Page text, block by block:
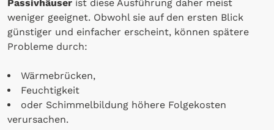
Passivhäuser ist diese Ausführung daher meist
weniger geeignet. Obwohl sie auf den ersten Blick
günstiger und einfacher erscheint, können spätere
Probleme durch:
Wärmebrücken,
Feuchtigkeit
oder Schimmelbildung höhere Folgekosten
verursachen.